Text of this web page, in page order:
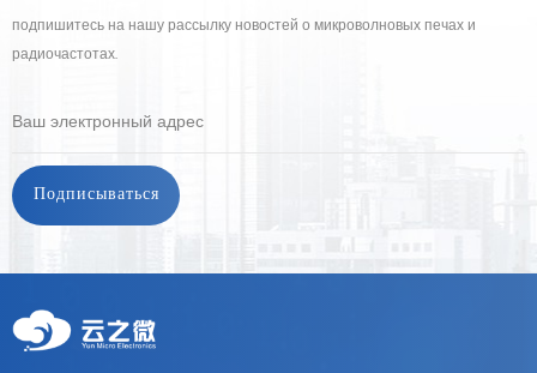
подпишитесь на нашу рассылку новостей о микроволновых печах и
радиочастотах.